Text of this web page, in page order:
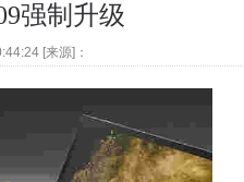
强制升级
[来源]：